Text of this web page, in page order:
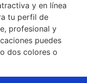
y en línea
tu perfil de
profesional y
puedes
dos colores o